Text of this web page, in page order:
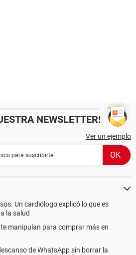
NEWSLETTER!
Ver un ejemplo
Un cardiólogo explicó lo que es
la salud
te manipulan para comprar más en
de WhatsApp sin borrar la